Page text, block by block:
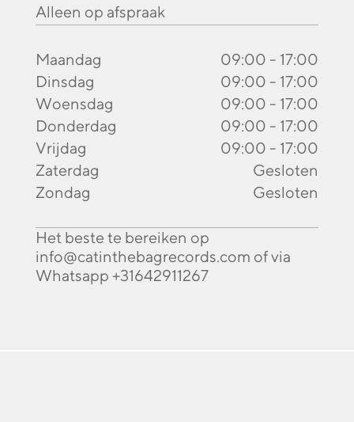
Alleen op afspraak
Maandag
09:00 - 17:00
Dinsdag
09:00 - 17:00
Woensdag
09:00 - 17:00
Donderdag
09:00 - 17:00
Vrijdag
09:00 - 17:00
Zaterdag
Gesloten
Zondag
Gesloten
Het beste te bereiken op
info@catinthebagrecords.com of via
Whatsapp +31642911267